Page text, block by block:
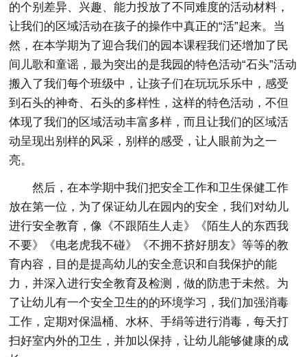
的个别差异、兴趣、能力投放了不同难度的活动材料，
让我们的区域活动在孩子的操作中真正的“活”起来。当
然，在本学期为了迎合我们的园本课程我们还增加了民
间儿歌和童谣，最为突出的是我园的特色活动“石头”活动
搬入了我们每个班级中，让孩子们在玩玩乐乐中，感受
到石头的神奇、石头的多样性，这样的特色活动，不但
体现了我们的区域活动丰富多样，而且让我们的区域活
动呈现出别样的风采，别样的感受，让人眼前为之一
亮。
然后，在本学期中我们把安全工作和卫生保健工作
放在第一位，为了保证幼儿在园内的安全，我们对幼儿
进行安全教育，像《不跟陌生人走》《陌生人的东西我
不要》《电老虎我不碰》《不拥不挤好朋友》等等的教
育内容，目的是提高幼儿的安全意识和自我保护的能
力，并深入进行安全教育及检测，做的防患于未然。为
了让幼儿有一个安全卫生的的环境学习，我们加强消毒
工作，定期对保温桶、水杯、手绢等进行消毒，每天打
扫好室内外的卫生，并加以保持，让幼儿能够健康的成